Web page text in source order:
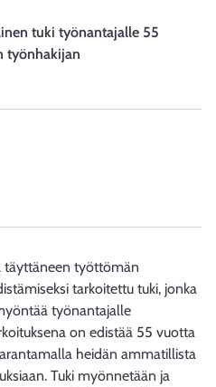
tuki työnantajalle 55
työnhakijan
täyttäneen työttömän
tarkoitettu tuki, jonka
työnantajalle
on edistää 55 vuotta
heidän ammatillista
Tuki myönnetään ja